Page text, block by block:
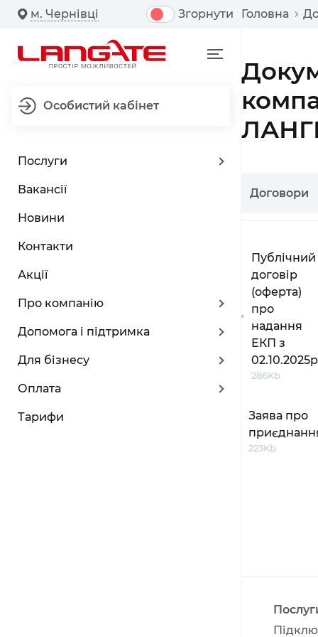
м. Чернівці Згорнути
Особистий кабінет
Послуги
Вакансії
Новини
Контакти
Акції
Про компанію
Допомога і підтримка
Для бізнесу
Оплата
Тарифи
Головна
Договори
Публічний
договір
(оферта)
про
надання
ЕКП з
02.10.2025р
286Kb
Заява про
223Kb